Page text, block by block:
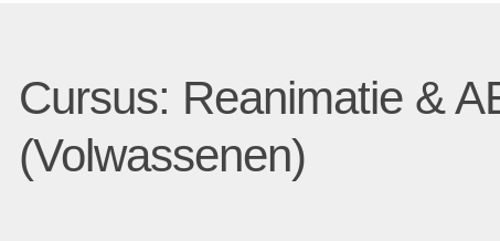
Cursus: Reanimatie &
(Volwassenen)